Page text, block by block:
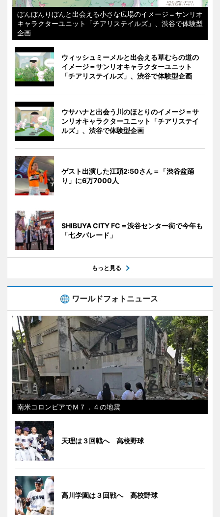
ぼんぼんりぼんと出会える小さな広場のイメージ＝サンリオ
キャラクターユニット「チアリステイルズ」、渋谷で体験型
企画
ウィッシュミーメルと出会える草むらの道の
イメージ＝サンリオキャラクターユニット
「チアリステイルズ」、渋谷で体験型企画
ウサハナと出会う川のほとりのイメージ＝サ
ンリオキャラクターユニット「チアリステイ
ルズ」、渋谷で体験型企画
ゲスト出演した江頭2:50さん＝「渋谷盆踊
り」に6万7000人
SHIBUYA CITY FC＝渋谷センター街で今年も
「七夕パレード」
もっと見る
ワールドフォトニュース
南米コロンビアでＭ７．４の地震
天理は３回戦へ 高校野球
高川学園は３回戦へ 高校野球